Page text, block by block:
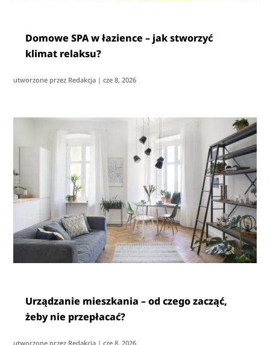
Domowe SPA w łazience – jak stworzyć
klimat relaksu?
utworzone przez Redakcja |cze 8, 2026
Urządzanie mieszkania – od czego zacząć,
żeby nie przepłacać?
utworzone przez Redakcja |cze 8, 2026